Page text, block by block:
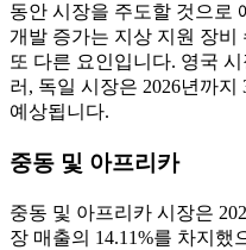
동안 시장을 주도할 것으로
개발 증가는 지상 지원 장비
또 다른 요인입니다. 영국
러, 독일 시장은 2026년까
예상됩니다.
중동 및 아프리카
중동 및 아프리카 시장은
장 매출의 14.11%를 차지했